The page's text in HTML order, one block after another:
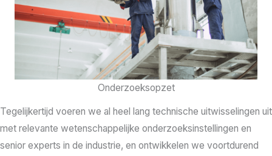
Onderzoeksopzet
Tegelijkertijd voeren we al heel lang technische uitwisselingen uit
met relevante wetenschappelijke onderzoeksinstellingen en
senior experts in de industrie, en ontwikkelen we voortdurend